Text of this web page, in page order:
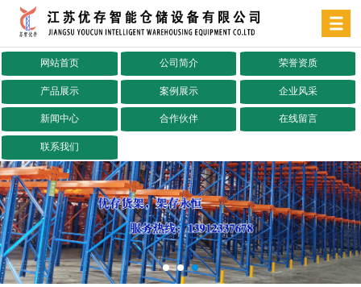
网站首页 公司简介 荣誉资质
产品展示 案例展示 企业风采
新闻中心 合作伙伴 在线留言
联系我们